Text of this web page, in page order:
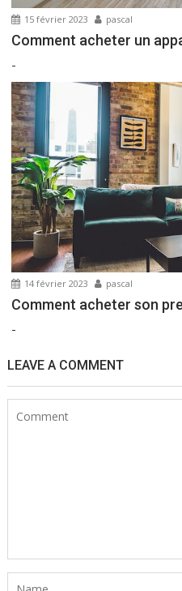
15 février 2023 pascal
Comment acheter un
-
14 février 2023 pascal
Comment acheter son
-
LEAVE A COMMENT